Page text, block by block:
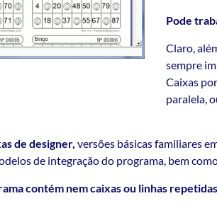
Pode
Claro,
sempre
Caixas
paralela,
de designer, versões básicas familiares
de integração do programa, bem
contém nem caixas ou linhas